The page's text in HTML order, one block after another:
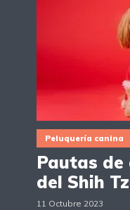
Peluquería canina
Pautas de
del Shih
11 Octubre 2023